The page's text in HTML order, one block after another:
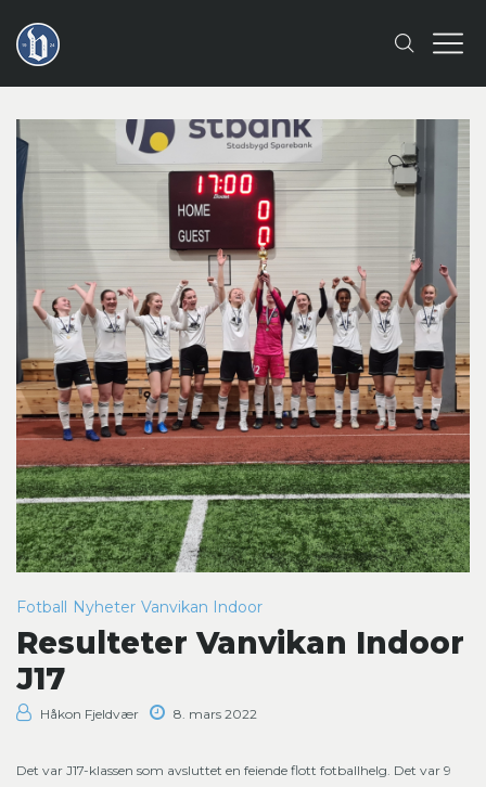
Fotball Nyheter Vanvikan Indoor
Resulteter Vanvikan Indoor
J17
Håkon Fjeldvær 8. mars 2022
Det var J17-klassen som avsluttet en feiende flott fotballhelg. Det var 9